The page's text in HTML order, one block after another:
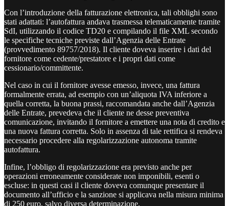
Con l’introduzione della fatturazione elettronica, tali obblighi sono
stati adattati: l’autofattura andava trasmessa telematicamente tramite
SdI, utilizzando il codice TD20 e compilando il file XML secondo
le specifiche tecniche previste dall’Agenzia delle Entrate
(provvedimento 89757/2018). Il cliente doveva inserire i dati del
fornitore come cedente/prestatore e i propri dati come
cessionario/committente.
Nel caso in cui il fornitore avesse emesso, invece, una fattura
formalmente errata, ad esempio con un’aliquota IVA inferiore a
quella corretta, la buona prassi, raccomandata anche dall’Agenzia
delle Entrate, prevedeva che il cliente ne desse preventiva
comunicazione, invitando il fornitore a emettere una nota di credito e
una nuova fattura corretta. Solo in assenza di tale rettifica si rendeva
necessario procedere alla regolarizzazione autonoma tramite
autofattura.
Infine, l’obbligo di regolarizzazione era previsto anche per
operazioni erroneamente considerate non imponibili, esenti o
escluse: in questi casi il cliente doveva comunque presentare il
documento all’ufficio e la sanzione si applicava nella misura minima
di 250 euro, salvo diversa determinazione.